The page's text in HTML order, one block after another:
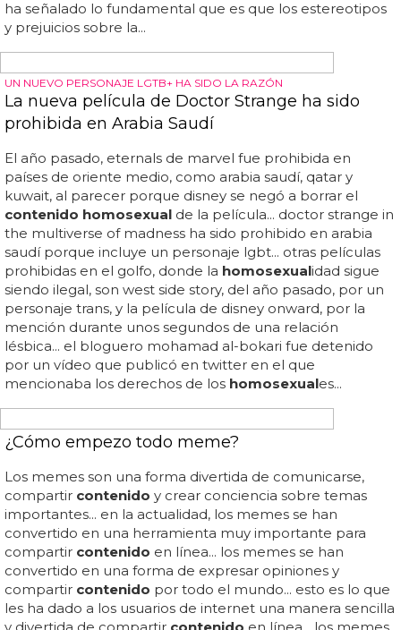
Hours of walking in nyc as a homosexual... ojo a lo que le
dicen antes de juzgar las pintas... ¿pero estamos locos o
que la gente se ría en su cara o le grite "puto maricón"?
¿o que un tío le acose diciéndole que le "va a hacer un
hombre de verdad"? deja la demagogia del vídeo a un
sobrepeso o a un gótico, y juzga tú mismo si así debería
ser el mundo en el que vivimos: com homofobia por un
tubo... experimento sociológico del youtuber dennis cee:
se "viste de homosexual " con el look que ves en la foto...
TUMBLR LGBT
Tumblr censura el contenido LGBT en su última
actualización
Tumblr censura el contenidolgbt en su última
actualización... en cambio, un tumblr concontenido
similar de parejas heterosexuales es más que